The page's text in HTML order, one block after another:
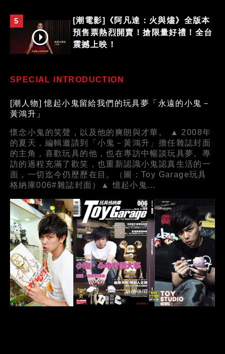
5
[潮電影]《阿凡達：火與燼》全版本
預售票熱烈開賣！搶限量好禮！全台
震撼上映！
SPECIAL INTRODUCTION
[潮人物] 憶起小鬼留給我們的玩具夢「永遠的小鬼－
黃鴻升」
懷念小鬼的笑聲，以及他的爽朗與才華。 ▲ 2008年
的夏天，編輯邀請到「小鬼－黃鴻升」擔任雜誌封面
的主角，喜歡玩具的他，也在專訪中暢談玩具夢。專
訪的過程充滿了歡笑，也重新認識小鬼認真生活的一
面，一切迄今仍歷歷在目。（圖：Toy Garage玩具
格納庫006#雜誌封面）▲ 憶起小鬼...